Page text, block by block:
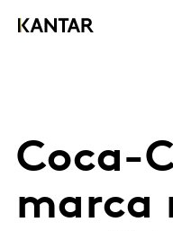
Coca-
marca